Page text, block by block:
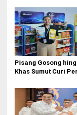
Masuk e-RDKK
Pisang Gosong
Khas Sumut Curi